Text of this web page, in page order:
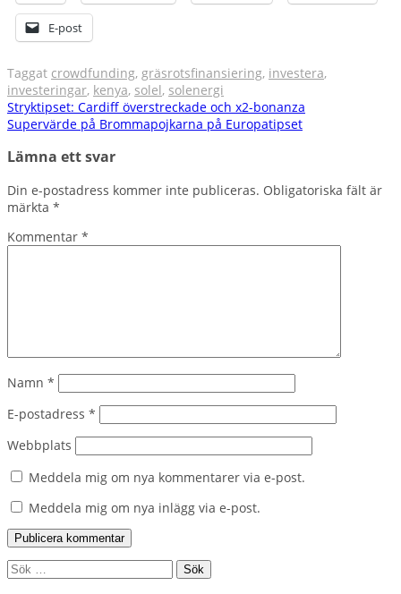
E-post
Taggat crowdfunding, gräsrotsfinansiering, investera,
investeringar, kenya, solel, solenergi
Inläggsnavigering
Stryktipset: Cardiff överstreckade och x2-bonanza
Supervärde på Brommapojkarna på Europatipset
Lämna ett svar
Din e-postadress kommer inte publiceras. Obligatoriska fält är
märkta *
Kommentar *
Namn *
E-postadress *
Webbplats
Meddela mig om nya kommentarer via e-post.
Meddela mig om nya inlägg via e-post.
Sök
efter: